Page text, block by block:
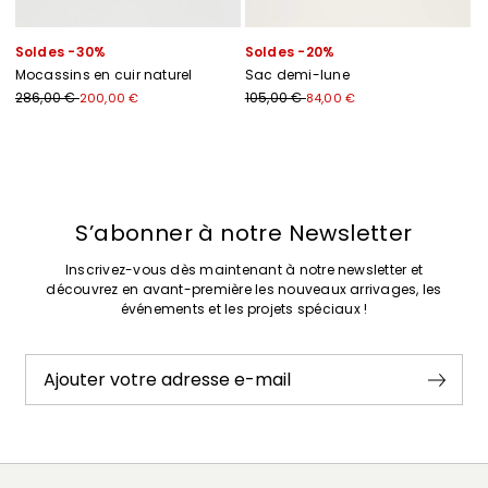
Soldes -30%
Mocassins en cuir naturel
286,00 €200,00 €
Soldes -20%
Sac demi-lune
105,00 €84,00 €
S’abonner à notre Newsletter
Inscrivez-vous dès maintenant à notre newsletter et
découvrez en avant-première les nouveaux arrivages, les
événements et les projets spéciaux !
Ajouter votre adresse e-mail